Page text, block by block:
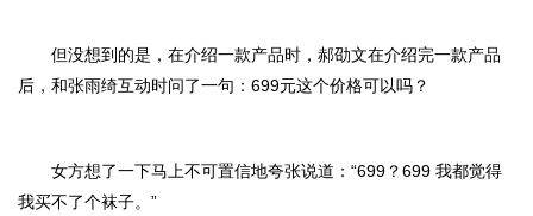
但没想到的是，在介绍一款产品时，郝劭文在介绍完一款产品
后，和张雨绮互动时问了一句：699元这个价格可以吗？
女方想了一下马上不可置信地夸张说道：“699？699 我都觉得
我买不了个袜子。”